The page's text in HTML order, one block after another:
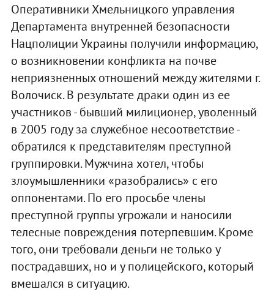
Оперативники Хмельницкого управления
Департамента внутренней безопасности
Нацполиции Украины получили информацию,
о возникновении конфликта на почве
неприязненных отношений между жителями г.
Волочиск. В результате драки один из ее
участников - бывший милиционер, уволенный
в 2005 году за служебное несоответствие -
обратился к представителям преступной
группировки. Мужчина хотел, чтобы
злоумышленники «разобрались» с его
оппонентами. По его просьбе члены
преступной группы угрожали и наносили
телесные повреждения потерпевшим. Кроме
того, они требовали деньги не только у
пострадавших, но и у полицейского, который
вмешался в ситуацию.